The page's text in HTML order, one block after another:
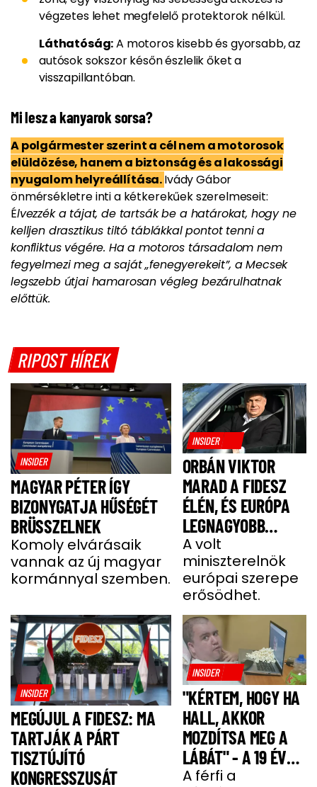
végzetes lehet megfelelő protektorok nélkül.
Láthatóság:A motoros kisebb és gyorsabb, az
autósok sokszor későn észlelik őket a
visszapillantóban.
Mi lesz a kanyarok sorsa?
A polgármester szerint a cél nem a motorosok
elüldözése, hanem a biztonság és a lakossági
nyugalom helyreállítása.Ivády Gábor
önmérsékletre inti a kétkerekűek szerelmeseit:
Élvezzék a tájat, de tartsák be a határokat, hogy ne
kelljen drasztikus tiltó táblákkal pontot tenni a
konfliktus végére. Ha a motoros társadalom nem
fegyelmezi meg a saját „fenegyerekeit”, a Mecsek
legszebb útjai hamarosan végleg bezárulhatnak
előttük.
RIPOST HÍREK
INSIDER
MAGYAR PÉTER ÍGY
BIZONYGATJA HŰSÉGÉT
BRÜSSZELNEK
Komoly elvárásaik
vannak az új magyar
kormánnyal szemben.
INSIDER
ORBÁN VIKTOR
MARAD A FIDESZ
ÉLÉN, ÉS EURÓPA
LEGNAGYOBB
JOBBOLDALI
SZÖVETSÉGÉT
ÉPÍTI TOVÁBB
A volt
miniszterelnök
európai szerepe
erősödhet.
INSIDER
MEGÚJUL A FIDESZ: MA
TARTJÁK A PÁRT
TISZTÚJÍTÓ
KONGRESSZUSÁT
INSIDER
"KÉRTEM, HOGY HA
HALL, AKKOR
MOZDÍTSA MEG A
LÁBÁT" - A 19 ÉVES
BENCE HÓNAPOKIG
A férfi a